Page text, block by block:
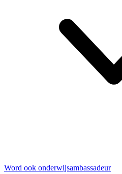
Word ook onderwijsambassadeur